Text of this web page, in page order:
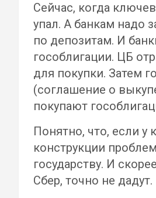
Сейчас, когда
упал. А банкам надо
по депозитам. И
гособлигации. ЦБ
для покупки. Затем
(соглашение о
покупают
Понятно, что, если у
конструкции
государству. И
Сбер, точно не дадут.